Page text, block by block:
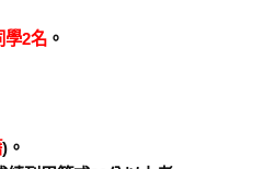
學2名。
)。